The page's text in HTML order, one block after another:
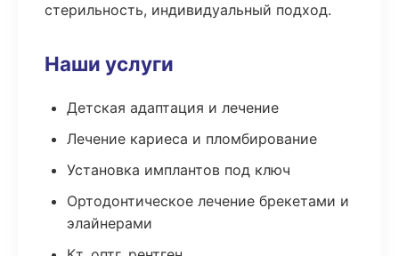
стерильность, индивидуальный подход.
Наши услуги
Детская адаптация и лечение
Лечение кариеса и пломбирование
Установка имплантов под ключ
Ортодонтическое лечение брекетами и
элайнерами